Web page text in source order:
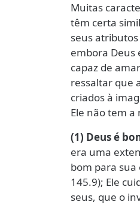
Muitas
têm certa
seus
embora Deus
capaz de
ressaltar que
criados à
Ele não tem a
(1) Deus é
era uma
bom para sua
145.9); Ele
seus, que o